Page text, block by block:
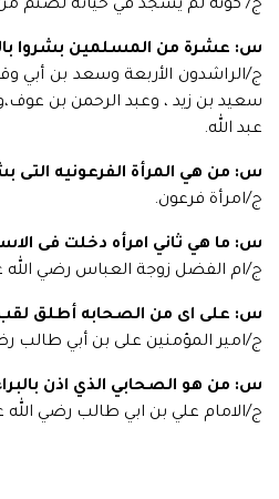
ج/ كونه لم يسجد في حياته لصنم
س: عشرة من المسلمين بشروا
ج/الراشدون الأربعة وسعد بن أبي
سعيد بن زيد ، وعبد الرحمن بن
عبد الله.
س: من هي المرأة الفرعونيه التى
ج/امرأة فرعون.
س: ما هي ثاني امرأه دخلت فى
ج/ام الفضل زوجة العباس رضي الله
س: على اى من الصحابه أطلق لقب
ج/امير المؤمنين على بن أبي طالب
س: من هو الصحابي الذي اذن
ج/الامام علي بن ابي طالب رضي الله